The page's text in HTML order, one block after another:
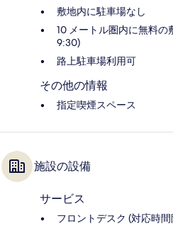
敷地内に駐車場なし
10 メートル圏内に無料の
9:30)
路上駐車場利用可
その他の情報
指定喫煙スペース
施設の設備
サービス
フロントデスク (対応時